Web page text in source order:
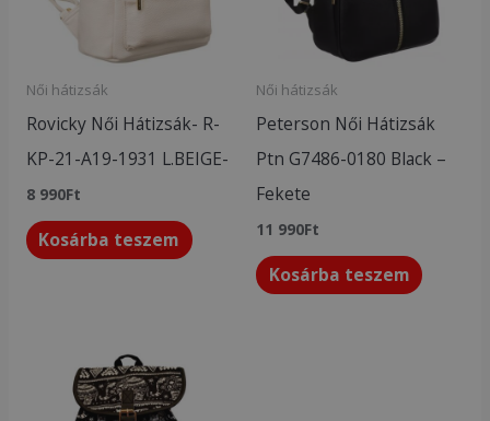
Női hátizsák
Rovicky Női Hátizsák- R-
KP-21-A19-1931 L.BEIGE-
8 990Ft
Kosárba teszem
Női hátizsák
Peterson Női Hátizsák
Ptn G7486-0180 Black –
Fekete
11 990Ft
Kosárba teszem